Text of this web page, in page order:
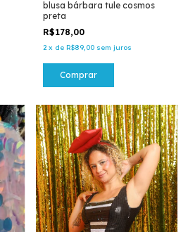
blusa bárbara tule cosmos
preta
R$178,00
2 x de R$89,00 sem juros
Comprar